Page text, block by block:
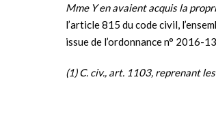
Mme Y en avaient acquis la
l’article 815 du code civil,
issue de l’ordonnance n° 2016-
(1) C. civ., art. 1103, reprenant